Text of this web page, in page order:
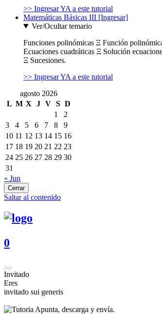
>> Ingresar YA a este tutorial
Matemáticas Básicas III [Ingresar]
Ver/Ocultar temario
Funciones polinómicas Ξ Función
Ecuaciones cuadráticas Ξ Solución
Ξ Sucesiones.
>> Ingresar YA a este tutorial
agosto 2026
L M X J V S D
1
2
3
4 5 6 7 8
9
10 11 12 13 14 15 16
17 18 19 20 21 22 23
24 25 26 27 28 29 30
31
« Jun
Cerrar
Saltar al contenido
0
Invitado
Eres
invitado sui generis
Apunta, descarga y envía.